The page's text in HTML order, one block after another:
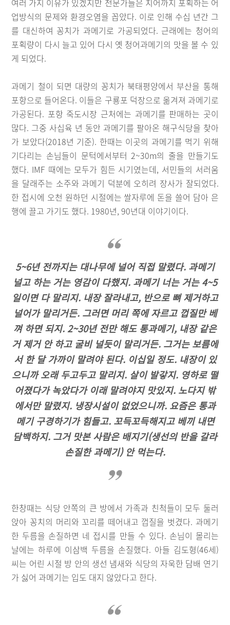
업방식의 문제와 환경오염을 꼽았다. 이로 인해 수십 년간 그
를 대신하여 꽁치가 과메기로 가공되었다. 근래에는 청어의
포획량이 다시 늘고 있어 다시 옛 청어과메기의 맛을 볼 수 있
게 되었다.
과메기 철이 되면 대량의 꽁치가 북태평양에서 부산을 통해
포항으로 들어온다. 이들은 구룡포 덕장으로 옮겨져 과메기로
가공된다. 포항 죽도시장 근처에는 과메기를 판매하는 곳이
많다. 그중 사십육 년 동안 과메기를 팔아온 해구식당을 찾아
가 보았다(2018년 기준). 한때는 이곳의 과메기를 먹기 위해
기다리는 손님들이 문턱에서부터 2~30m의 줄을 만들기도
했다. IMF 때에는 모두가 힘든 시기였는데, 서민들의 서러움
을 달래주는 소주와 과메기 덕분에 오히려 장사가 잘되었다.
한 접시에 오천 원하던 시절에는 쌀자루에 돈을 쓸어 담아 은
행에 끌고 가기도 했다. 1980년, 90년대 이야기이다.
5~6년 전까지는 대나무에 널어 직접 말렸다. 과메기
널고 하는 거는 영감이 다했지. 과메기 너는 거는 4~5
일이면 다 말리지. 내장 잘라내고, 반으로 뼈 제거하고
널어가 말리거든. 그러면 머리 쪽에 자르고 껍질만 베
껴 하면 되지. 2~30년 전만 해도 통과메기, 내장 같은
거 제거 안 하고 굴비 널듯이 말리거든. 그거는 보름에
서 한 달 가까이 말려야 된다. 이십일 정도. 내장이 있
으니까 오래 두고두고 말리지. 살이 발갛지. 영하로 떨
어졌다가 녹았다가 이래 말려야지 맛있지. 노다지 밖
에서만 말렸지. 냉장시설이 없었으니까. 요즘은 통과
메기 구경하기가 힘들고. 꼬득꼬득해지고 베끼 내면
담백하지. 그거 맛본 사람은 배지기(생선의 반을 갈라
손질한 과메기) 안 먹는다.
한창때는 식당 안쪽의 큰 방에서 가족과 친척들이 모두 둘러
앉아 꽁치의 머리와 꼬리를 떼어내고 껍질을 벗겼다. 과메기
한 두름을 손질하면 네 접시를 만들 수 있다. 손님이 몰리는
날에는 하루에 이삼백 두름을 손질했다. 아들 김도형(46세)
씨는 어린 시절 방 안의 생선 냄새와 식당의 자욱한 담배 연기
가 싫어 과메기는 입도 대지 않았다고 한다.